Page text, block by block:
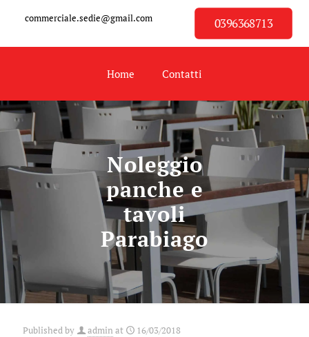
commerciale.sedie@gmail.com 0396368713
Home Contatti
Noleggio
panche e
tavoli
Parabiago
Published by admin at 16/03/2018